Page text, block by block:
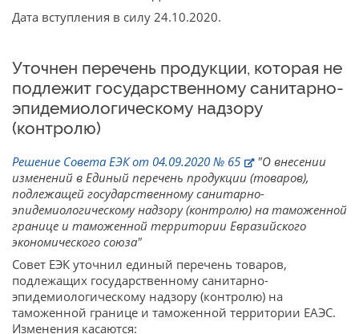
Дата вступления в силу 24.10.2020.
Уточнен перечень продукции, которая не
подлежит государственному санитарно-
эпидемиологическому надзору
(контролю)
Решение Совета ЕЭК от 04.09.2020 № 65
"О внесении
изменений в Единый перечень продукции (товаров),
подлежащей государственному санитарно-
эпидемиологическому надзору (контролю) на таможенной
границе и таможенной территории Евразийского
экономического союза"
Совет ЕЭК уточнил единый перечень товаров,
подлежащих государственному санитарно-
эпидемиологическому надзору (контролю) на
таможенной границе и таможенной территории ЕАЭС.
Изменения касаются: